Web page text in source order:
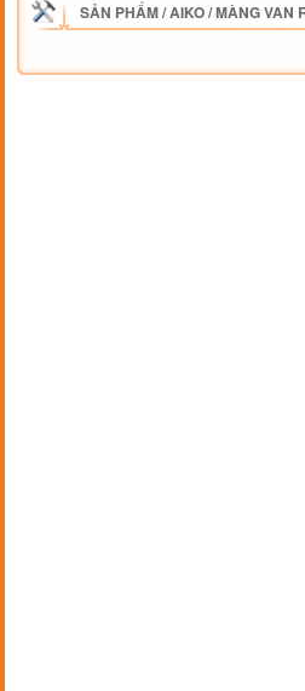
SẢN PHẨM/AIKO/MÀNG VAN